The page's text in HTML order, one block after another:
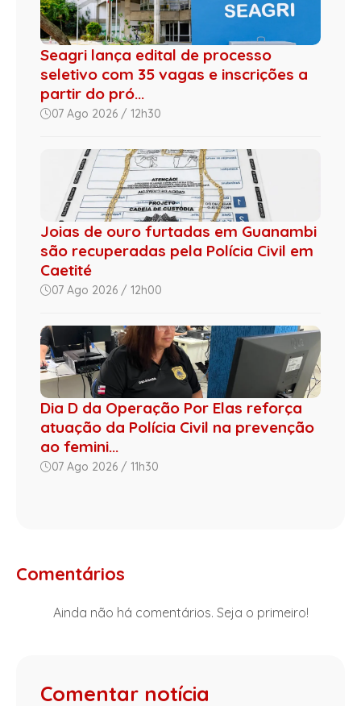
Seagri lança edital de processo
seletivo com 35 vagas e inscrições a
partir do pró...
07 Ago 2026 / 12h30
Joias de ouro furtadas em Guanambi
são recuperadas pela Polícia Civil em
Caetité
07 Ago 2026 / 12h00
Dia D da Operação Por Elas reforça
atuação da Polícia Civil na prevenção
ao femini...
07 Ago 2026 / 11h30
Comentários
Ainda não há comentários. Seja o primeiro!
Comentar notícia